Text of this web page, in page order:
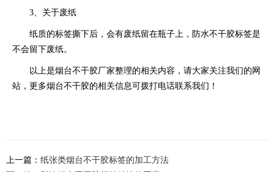
3、关于废纸
纸质的标签撕下后，会有废纸留在瓶子上，防水不干胶标签是
不会留下废纸。
以上是烟台不干胶厂家整理的相关内容，请大家关注我们的网
站，更多烟台不干胶的相关信息可拨打电话联系我们！
上一篇： 纸张类烟台不干胶标签的加工方法